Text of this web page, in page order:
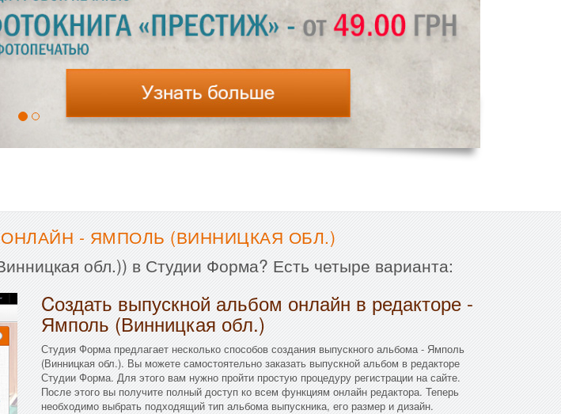
- ЯМПОЛЬ (ВИННИЦКАЯ ОБЛ.)
обл.)) в Студии Форма? Есть четыре варианта:
Cоздать выпускной альбом онлайн в редакторе -
Ямполь (Винницкая обл.)
Студия Форма предлагает несколько способов создания выпускного альбома - Ямполь
(Винницкая обл.). Вы можете самостоятельно заказать выпускной альбом в редакторе
Студии Форма. Для этого вам нужно пройти простую процедуру регистрации на сайте.
После этого вы получите полный доступ ко всем функциям онлайн редактора. Теперь
необходимо выбрать подходящий тип альбома выпускника, его размер и дизайн.